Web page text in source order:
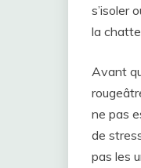
s’isoler
la
Avant
ne pas
de
pas les